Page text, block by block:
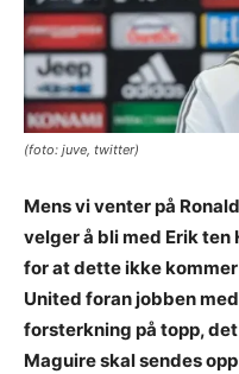
(foto: juve, twitter)
Mens vi venter på
velger å bli med Erik ten
for at dette ikke
United foran jobben
forsterkning på topp,
Maguire skal sendes